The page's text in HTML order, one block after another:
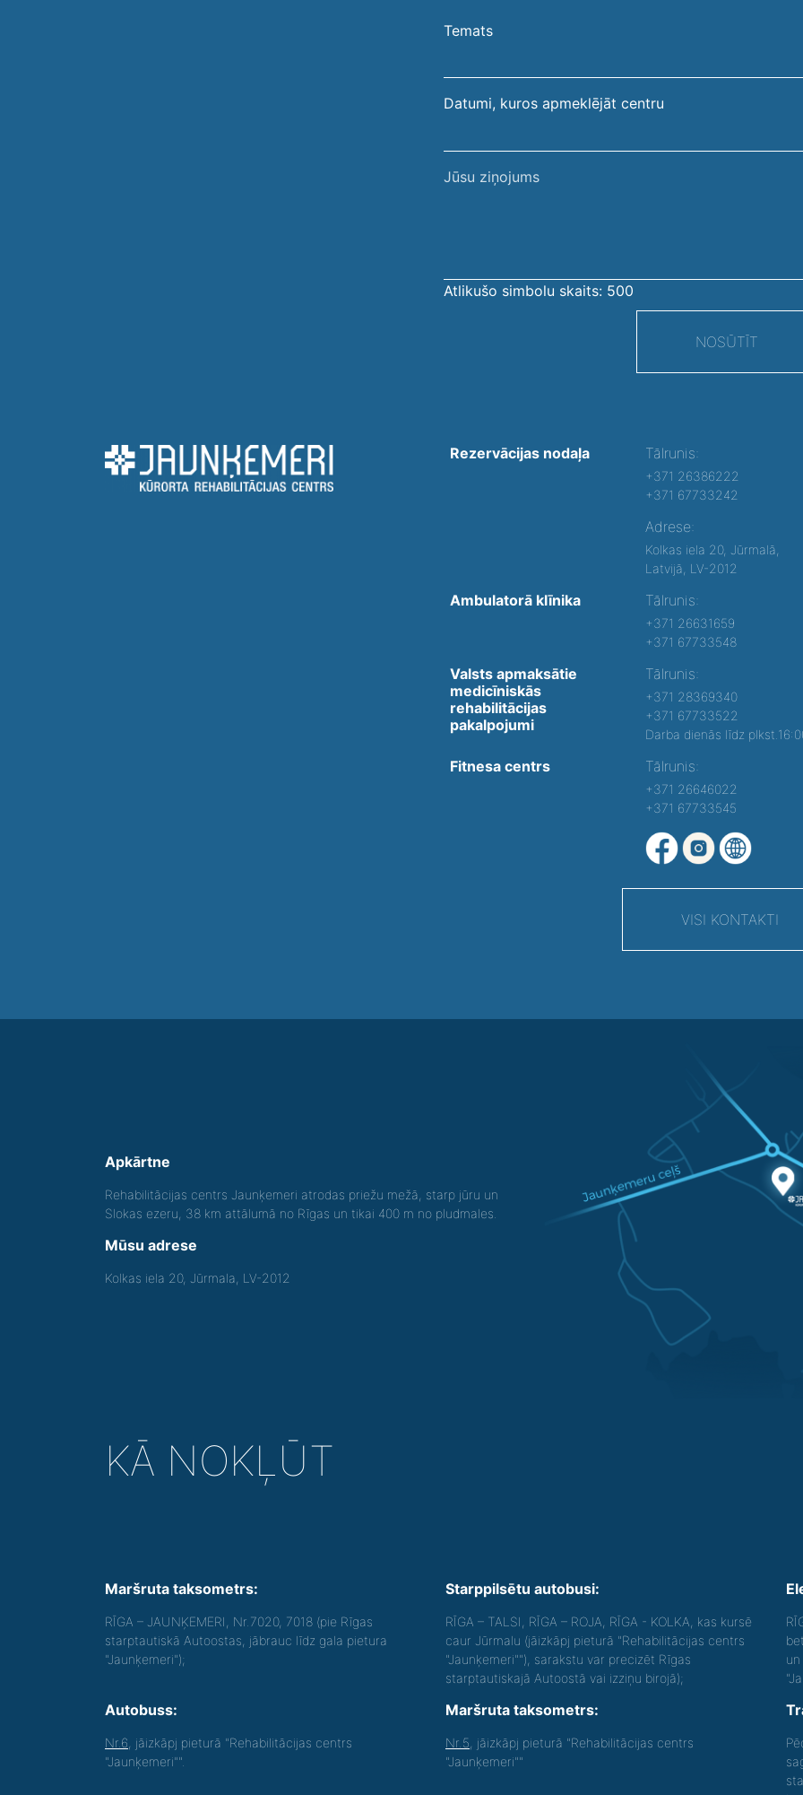
Temats
Datumi, kuros apmeklējāt centru
Jūsu
Atlikušo simbolu skaits: 500
NOSŪTĪT
Rezervācijas nodaļa Tālrunis:
+371 26386222
+371 67733242
Adrese:
Kolkas iela 20, Jūrmalā,
Latvijā, LV-2012
Ambulatorā klīnika Tālrunis:
+371 26631659
+371 67733548
Valsts apmaksātie
medicīniskās
rehabilitācijas
pakalpojumi
Tālrunis:
+371 28369340
+371 67733522
Darba dienās līdz
Fitnesa centrs Tālrunis:
+371 26646022
+371 67733545
VISI KONTAKTI
Apkārtne
Rehabilitācijas centrs Jaunķemeri atrodas priežu mežā, starp jūru un
Slokas ezeru, 38 km attālumā no Rīgas un tikai 400 m no pludmales.
Mūsu adrese
Kolkas iela 20, Jūrmala, LV-2012
KĀ NOKĻŪT
Maršruta taksometrs:
RĪGA – JAUNĶEMERI, Nr.7020, 7018 (pie Rīgas
starptautiskā Autoostas, jābrauc līdz gala pietura
"Jaunķemeri");
Starppilsētu autobusi:
RĪGA – TALSI, RĪGA – ROJA, RĪGA - KOLKA, kas kursē
caur Jūrmalu (jāizkāpj pieturā "Rehabilitācijas centrs
"Jaunķemeri""), sarakstu var precizēt Rīgas
starptautiskajā Autoostā vai izziņu birojā);
Autobuss:
Nr.6 , jāizkāpj pieturā "Rehabilitācijas centrs
"Jaunķemeri"".
Maršruta taksometrs:
Nr.5 , jāizkāpj pieturā "Rehabilitācijas centrs
"Jaunķemeri""